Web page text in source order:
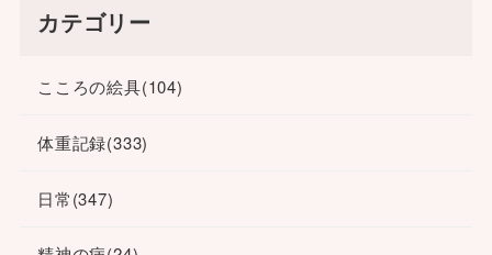
カテゴリー
こころの絵具(104)
体重記録(333)
日常(347)